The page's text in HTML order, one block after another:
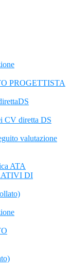
PROGETTISTA
CV diretta DS
valutazione
ATA
DI